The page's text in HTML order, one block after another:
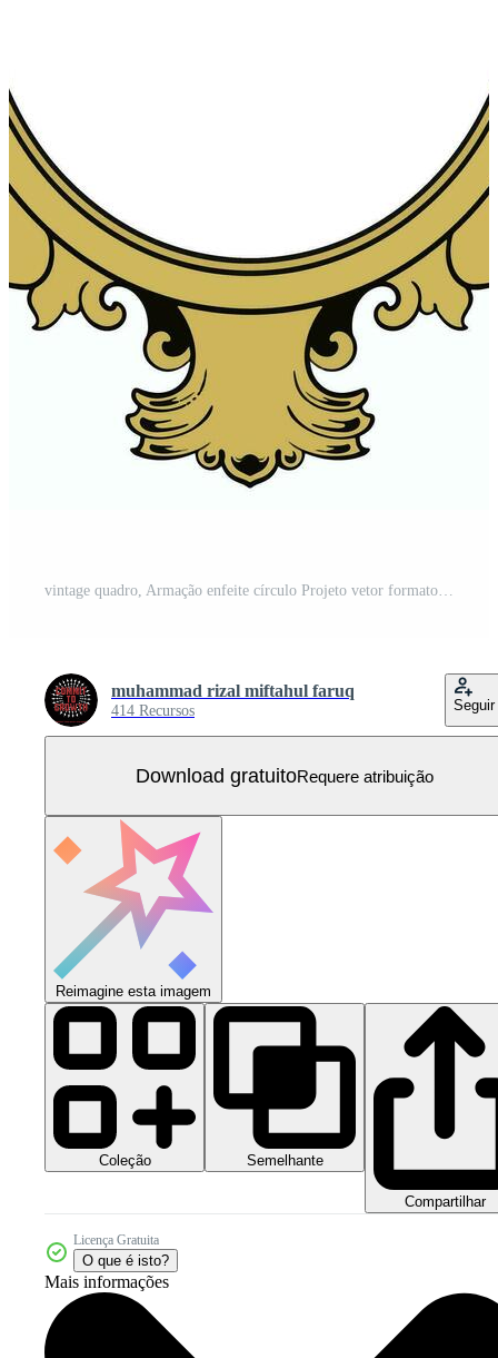
vintage quadro, Armação enfeite círculo Projeto vetor formato Vetor Grátis
muhammad rizal miftahul faruq
414 Recursos Seguir
Download gratuitoRequere atribuição
Reimagine esta imagem
Coleção Semelhante
Compartilhar
Licença Gratuita
O que é isto?
Mais informações